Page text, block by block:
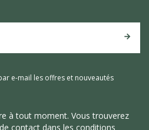
e-mail les offres et nouveautés
à tout moment. Vous trouverez
contact dans les conditions